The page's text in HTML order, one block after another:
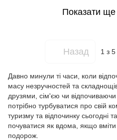
Показати ще
Назад 1 з 5
Давно минули ті часи, коли
масу незручностей та
друзями, сім'єю чи відпочиваючи
потрібно турбуватися про свій
туризму та відпочинку сьогодні
почуватися як вдома, якщо
подорож.